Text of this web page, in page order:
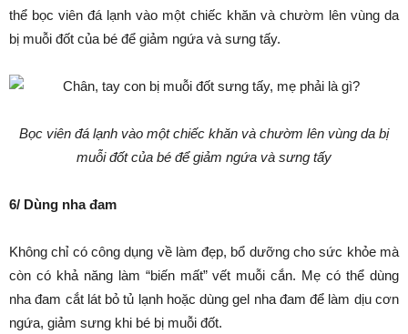
thể bọc viên đá lạnh vào một chiếc khăn và chườm lên vùng da
bị muỗi đốt của bé để giảm ngứa và sưng tấy.
Bọc viên đá lạnh vào một chiếc khăn và chườm lên vùng da bị
muỗi đốt của bé để giảm ngứa và sưng tấy
6/ Dùng nha đam
Không chỉ có công dụng về làm đẹp, bổ dưỡng cho sức khỏe mà
còn có khả năng làm “biến mất” vết muỗi cắn. Mẹ có thể dùng
nha đam cắt lát bỏ tủ lạnh hoặc dùng gel nha đam để làm dịu cơn
ngứa, giảm sưng khi bé bị muỗi đốt.